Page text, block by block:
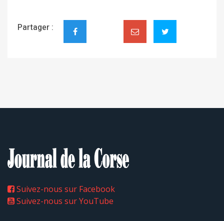
Partager :
Suivez-nous sur Facebook
Suivez-nous sur YouTube